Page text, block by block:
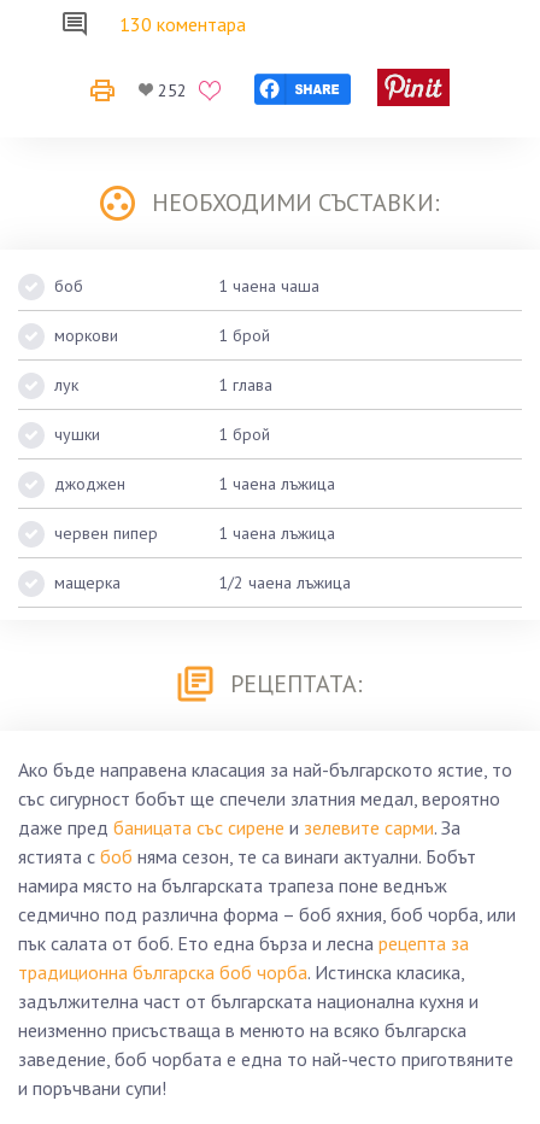
130 коментара
252
НЕОБХОДИМИ СЪСТАВКИ:
боб 1 чаена чаша
моркови 1 брой
лук 1 глава
чушки 1 брой
джоджен 1 чаена лъжица
червен пипер 1 чаена лъжица
мащерка 1/2 чаена лъжица
РЕЦЕПТАТА:
Ако бъде направена класация за най-българското ястие, то
със сигурност бобът ще спечели златния медал, вероятно
даже пред баницата със сирене и зелевите сарми. За
ястията с боб няма сезон, те са винаги актуални. Бобът
намира място на българската трапеза поне веднъж
седмично под различна форма – боб яхния, боб чорба, или
пък салата от боб. Ето една бърза и лесна рецепта за
традиционна българска боб чорба. Истинска класика,
задължителна част от българската национална кухня и
неизменно присъстваща в менюто на всяко българска
заведение, боб чорбата е една то най-често приготвяните
и поръчвани супи!